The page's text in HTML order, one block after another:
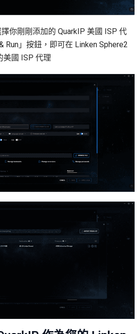
你剛剛添加的 QuarkIP 美國 ISP 代
Run」按鈕，即可在 Linken Sphere2
美國 ISP 代理